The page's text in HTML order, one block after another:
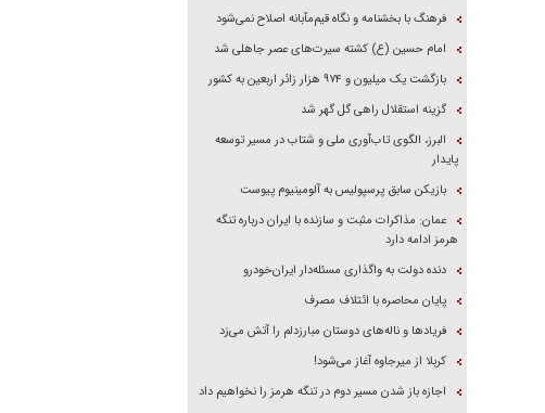
فرهنگ با بخشنامه و نگاه قیم‌مآبانه اصلاح نمی‌شود
امام حسین (ع) کشته سیرت‌های عصر جاهلی شد
بازگشت یک میلیون و ۹۷۴ هزار زائر اربعین به کشور
گزینه استقلال راهی گل گهر شد
البرز، الگوی تاب‌آوری ملی و شتاب در مسیر توسعه
پایدار
بازیکن سابق پرسپولیس به آلومینیوم پیوست
عمان: مذاکرات مثبت و سازنده با ایران درباره تنگه
هرمز ادامه دارد
دنده دولت به واگذاری مسئله‌دار ایران‌خودرو
پایان محاصره با ائتلاف مصرف
فریاد‌ها و ناله‌های دوستان مبارزدلم را آتش می‌زد
کربلا از میرجاوه آغاز می‌شود!
اجازه باز شدن مسیر دوم در تنگه هرمز را نخواهیم داد